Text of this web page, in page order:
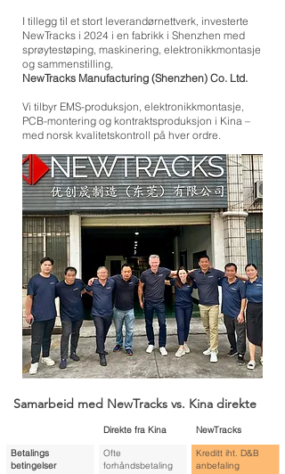
I tillegg til et stort leverandørnettverk, investerte
NewTracks i 2024 i en fabrikk i Shenzhen med
sprøytestøping, maskinering, elektronikkmontasje
og sammenstilling,
NewTracks Manufacturing (Shenzhen) Co. Ltd.
Vi tilbyr EMS-produksjon, elektronikkmontasje,
PCB-montering og kontraktsproduksjon i Kina –
med norsk kvalitetskontroll på hver ordre.
Samarbeid med NewTracks vs. Kina direkte
Betalings
betingelser
Direkte fra Kina
Ofte
forhåndsbetaling
NewTracks
Kreditt iht. D&B
anbefaling